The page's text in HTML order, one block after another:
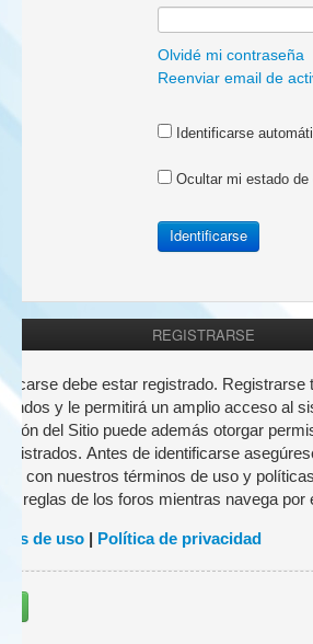
Olvidé mi contraseña
Reenviar email de
Identificarse
Ocultar mi estado
REGISTRARSE
debe estar registrado. Registrarse
y le permitirá un amplio acceso al
del Sitio puede además otorgar
Antes de identificarse
con nuestros términos de uso y
reglas de los foros mientras navega por
de uso Política de privacidad